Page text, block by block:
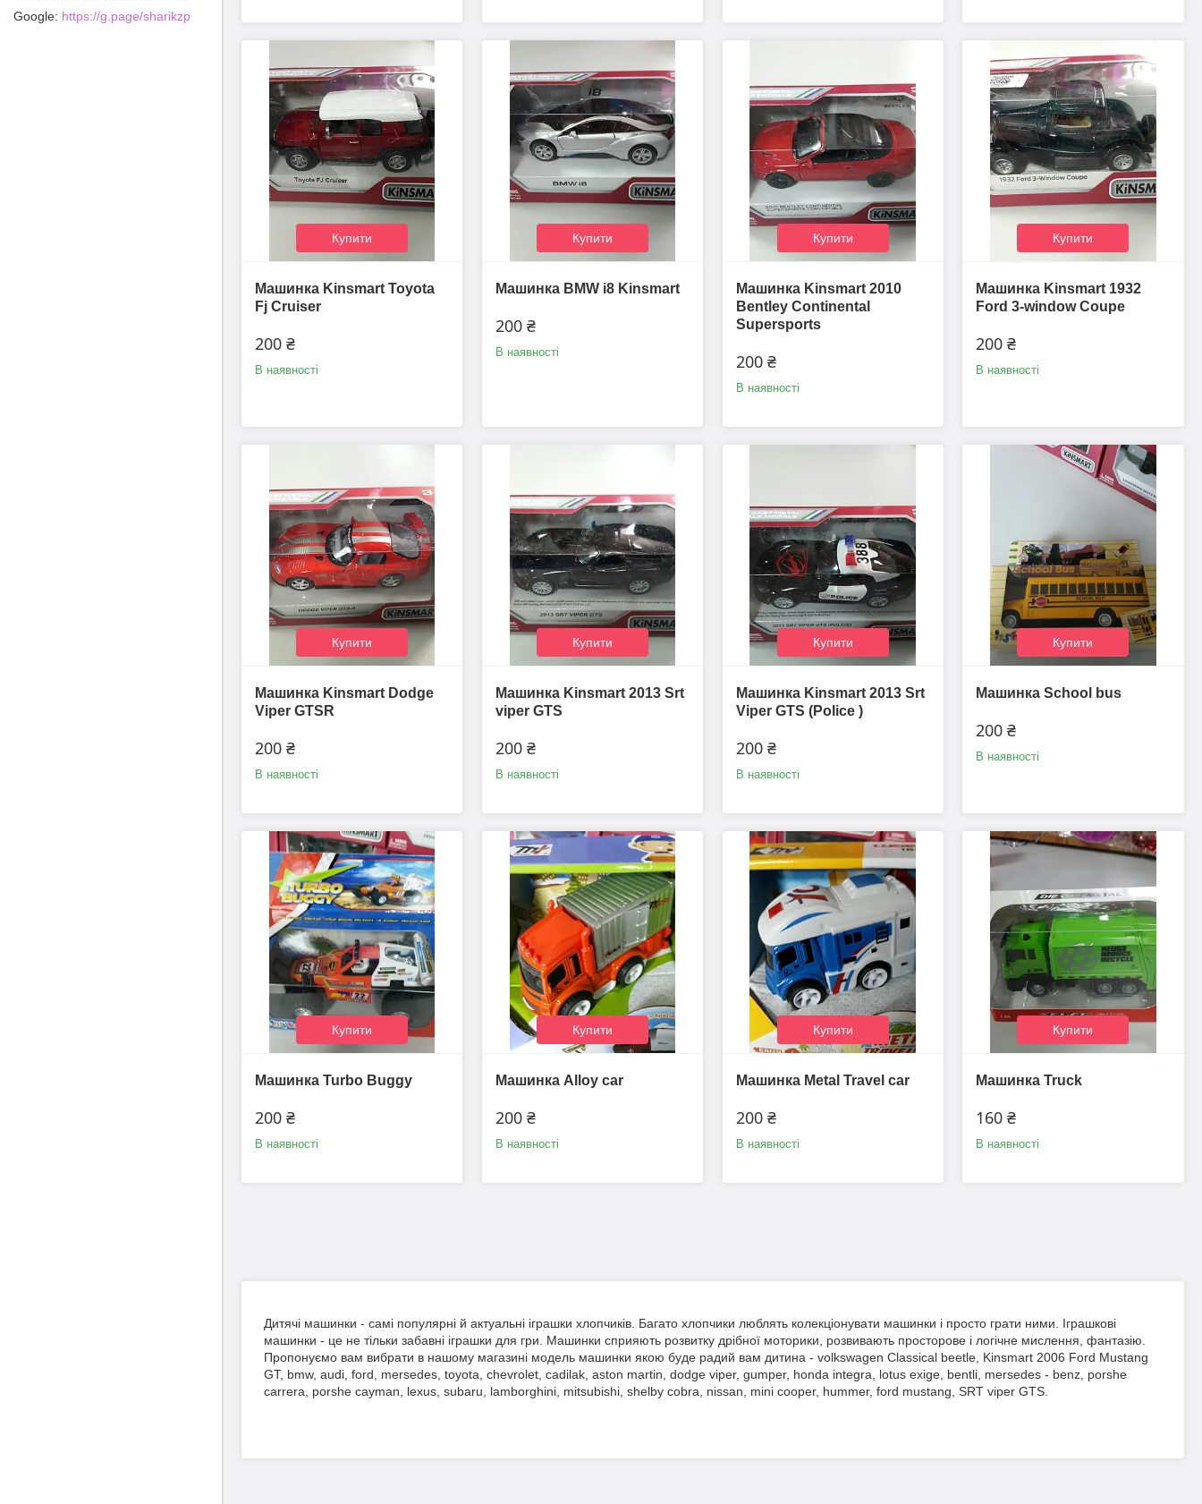
Купити
Машинка Kinsmart Toyota
Fj Cruiser
200 ₴
В наявності
Купити
Машинка BMW i8 Kinsmart
200 ₴
В наявності
Купити
Машинка Kinsmart 2010
Bentley Continental
Supersports
200 ₴
В наявності
Купити
Машинка Kinsmart 1932
Ford 3-window Coupe
200 ₴
В наявності
Купити
Машинка Kinsmart Dodge
Viper GTSR
200 ₴
В наявності
Купити
Машинка Kinsmart 2013 Srt
viper GTS
200 ₴
В наявності
Купити
Машинка Kinsmart 2013 Srt
Viper GTS (Police )
200 ₴
В наявності
Купити
Машинка School bus
200 ₴
В наявності
Купити
Машинка Turbo Buggy
200 ₴
В наявності
Купити
Машинка Alloy car
200 ₴
В наявності
Купити
Машинка Metal Travel car
200 ₴
В наявності
Купити
Машинка Truck
160 ₴
В наявності
Дитячі машинки - самі популярні й актуальні іграшки хлопчиків. Багато хлопчики люблять колекціонувати машинки і просто грати ними. Іграшкові
машинки - це не тільки забавні іграшки для гри. Машинки сприяють розвитку дрібної моторики, розвивають просторове і логічне мислення, фантазію.
Пропонуємо вам вибрати в нашому магазині модель машинки якою буде радий вам дитина - volkswagen Classical beetle, Kinsmart 2006 Ford Mustang
GT, bmw, audi, ford, mersedes, toyota, chevrolet, cadilak, aston martin, dodge viper, gumper, honda integra, lotus exige, bentli, mersedes - benz, porshe
carrera, porshe cayman, lexus, subaru, lamborghini, mitsubishi, shelby cobra, nissan, mini cooper, hummer, ford mustang, SRT viper GTS.
Google https://g.page/sharikzp